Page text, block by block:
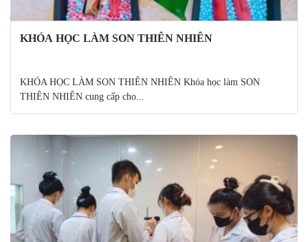
KHÓA HỌC LÀM SON THIÊN NHIÊN
KHÓA HỌC LÀM SON THIÊN NHIÊN Khóa học làm SON
THIÊN NHIÊN cung cấp cho...